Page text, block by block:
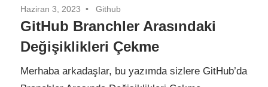
Haziran 3, 2023 Github
GitHub Branchler Arasındaki
Değişiklikleri Çekme
Merhaba arkadaşlar, bu yazımda sizlere GitHub’da